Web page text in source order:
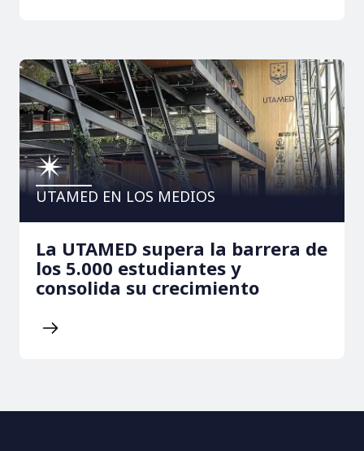
UTAMED EN LOS MEDIOS
La UTAMED supera la barrera de
los 5.000 estudiantes y
consolida su crecimiento